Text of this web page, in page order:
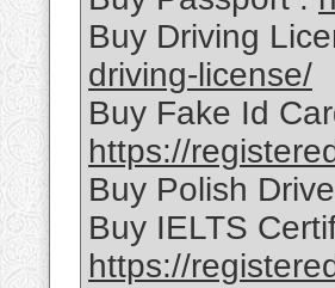
Buy Driving
driving-license/
Buy Fake Id
https://
Buy Polish
Buy IELTS
https://